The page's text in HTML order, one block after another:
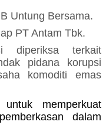
Untung Bersama.
PT Antam Tbk.
diperiksa terkait
pidana korupsi
komoditi emas
memperkuat
dalam